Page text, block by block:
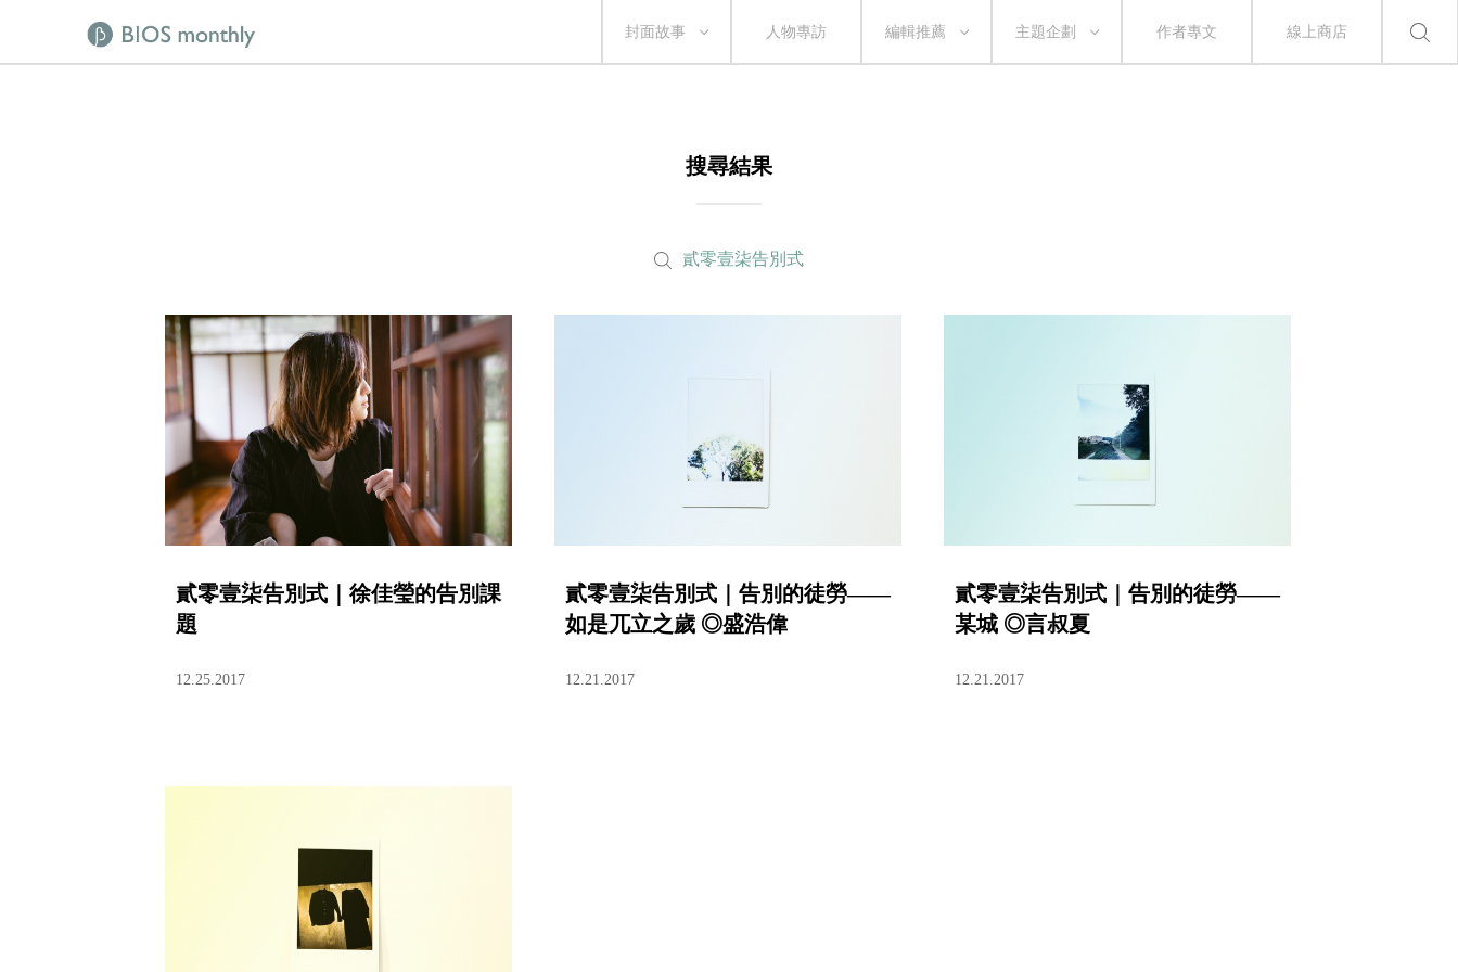
封面故事 人物專訪 編輯推薦 主題企劃 作者專文 線上商店
搜尋結果
貳零壹柒告別式
貳零壹柒告別式｜徐佳瑩的告別課
題
12.25.2017
貳零壹柒告別式｜告別的徒勞——
如是兀立之歲 ◎盛浩偉
12.21.2017
貳零壹柒告別式｜告別的徒勞——
某城 ◎言叔夏
12.21.2017